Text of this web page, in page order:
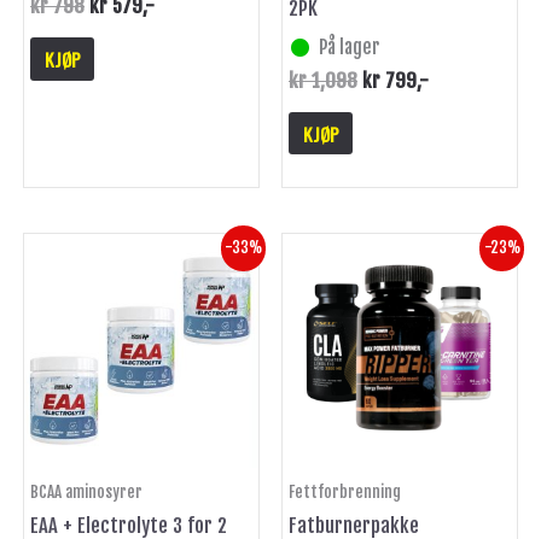
kr798 kr 579,-
KJØP
2PK
På lager
kr1,098 kr 799,-
KJØP
-33%
BCAA aminosyrer
EAA + Electrolyte 3 for 2
kr 897.
Nåværende
kr 598.
-23%
Fettforbrenning
Fatburnerpakke
pris
var:
kr 647.
Nåværende
pris
er:
kr 499.